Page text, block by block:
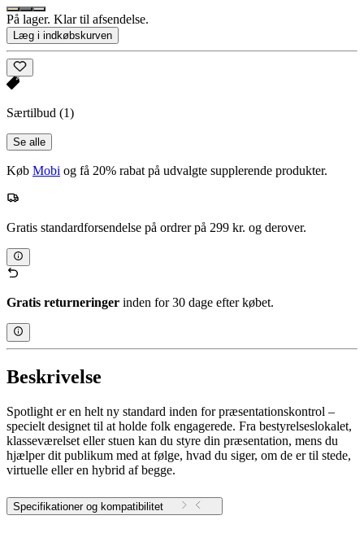
På lager. Klar til afsendelse.
Læg i indkøbskurven
Særtilbud (1)
Se alle
Køb Mobi og få 20% rabat på udvalgte supplerende produkter.
Gratis standardforsendelse på ordrer på 299 kr. og derover.
Gratis returneringer inden for 30 dage efter købet.
Beskrivelse
Spotlight er en helt ny standard inden for præsentationskontrol –
specielt designet til at holde folk engagerede. Fra bestyrelseslokalet,
klasseværelset eller stuen kan du styre din præsentation, mens du
hjælper dit publikum med at følge, hvad du siger, om de er til stede,
virtuelle eller en hybrid af begge.
Specifikationer og kompatibilitet